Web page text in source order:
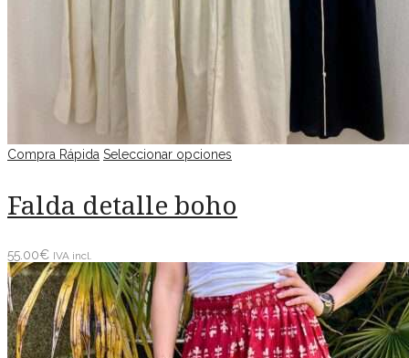
Compra Rápida Seleccionar opciones
Falda detalle boho
55.00€ IVA incl.